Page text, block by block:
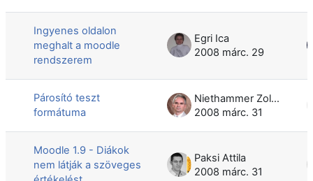
Ingyenes oldalon
meghalt a moodle
rendszerem
Egri Ica
2008 márc. 29
Párosító teszt
formátuma
Niethammer Zoltán
2008 márc. 31
Moodle 1.9 - Diákok
nem látják a szöveges
Paksi Attila
2008 márc. 31